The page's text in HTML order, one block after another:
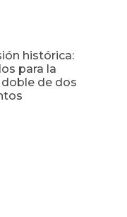
histórica:
para la
doble de dos